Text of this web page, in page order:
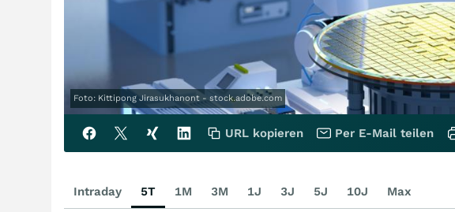
Foto: Kittipong Jirasukhanont - stock.adobe.com
URL kopieren Per E-Mail teilen
Intraday 5T 1M 3M 1J 3J 5J 10J Max